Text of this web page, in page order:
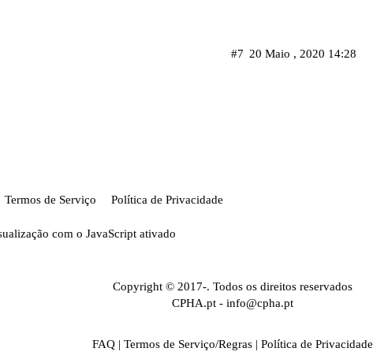
20 Maio , 2020 14:28
#7
Termos de Serviço Política de Privacidade
com o JavaScript ativado
Copyright © 2017-. Todos os direitos reservados
CPHA.pt - info@cpha.pt
FAQ | Termos de Serviço/Regras | Política de Privacidade